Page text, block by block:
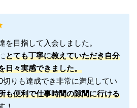
を目指して入会しました。
とても丁寧に教えていただき自分
日々実感できました。
切りも達成でき非常に満足してい
も便利で仕事時間の隙間に行ける